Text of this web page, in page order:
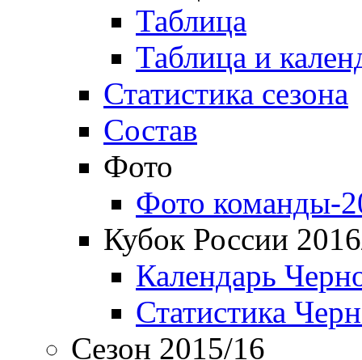
Таблица
Таблица и
Статистика сезона
Состав
Фото
Фото команды-
Кубок России
Календарь
Статистика
Сезон 2015/16